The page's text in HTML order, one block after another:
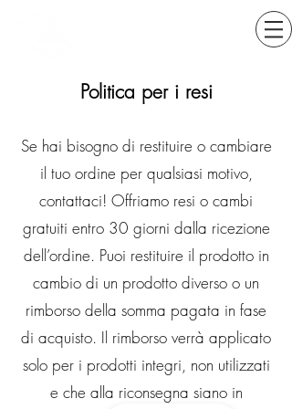
Politica per i resi
Se hai bisogno di restituire o cambiare
il tuo ordine per qualsiasi motivo,
contattaci! Offriamo resi o cambi
gratuiti entro 30 giorni dalla ricezione
dell’ordine. Puoi restituire il prodotto in
cambio di un prodotto diverso o un
rimborso della somma pagata in fase
di acquisto. Il rimborso verrà applicato
solo per i prodotti integri, non utilizzati
e che alla riconsegna siano in